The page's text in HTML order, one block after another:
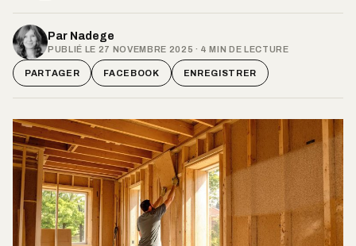
Par Nadege
PUBLIÉ LE 27 NOVEMBRE 2025 · 4 MIN DE LECTURE
PARTAGER FACEBOOK ENREGISTRER